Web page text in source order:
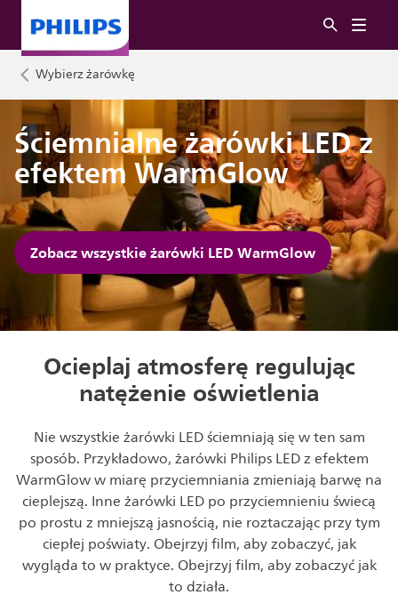
Wybierz żarówkę
Ściemnialne żarówki LED z
efektem WarmGlow
Zobacz wszystkie żarówki LED WarmGlow
Ocieplaj atmosferę regulując
natężenie oświetlenia
Nie wszystkie żarówki LED ściemniają się w ten sam
sposób. Przykładowo, żarówki Philips LED z efektem
WarmGlow w miarę przyciemniania zmieniają barwę na
cieplejszą. Inne żarówki LED po przyciemnieniu świecą
po prostu z mniejszą jasnością, nie roztaczając przy tym
ciepłej poświaty. Obejrzyj film, aby zobaczyć, jak
wygląda to w praktyce. Obejrzyj film, aby zobaczyć jak
to działa.